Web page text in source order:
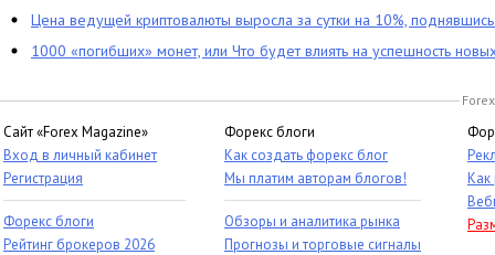
Цена ведущей криптовалюты выросла за сутки на 10%,
1000 «погибших» монет, или Что будет влиять на успешность
Сайт «Forex Magazine»
Вход в личный кабинет
Регистрация
Форекс блоги
Рейтинг брокеров 2026
Форекс блоги
Как создать форекс блог
Мы платим авторам блогов!
Обзоры и аналитика рынка
Прогнозы и торговые сигналы
Как